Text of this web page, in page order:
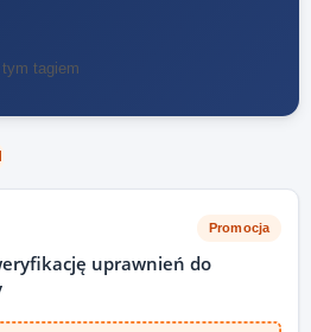
tagiem
Promocja
uprawnień do